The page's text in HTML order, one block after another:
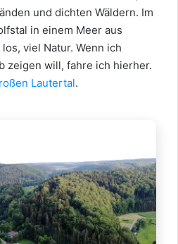
und dichten Wäldern. Im
in einem Meer aus
viel Natur. Wenn ich
zeigen will, fahre ich hierher.
Lautertal.